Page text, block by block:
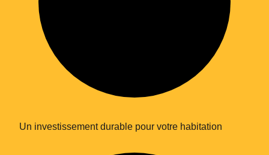
Un investissement durable pour votre habitation